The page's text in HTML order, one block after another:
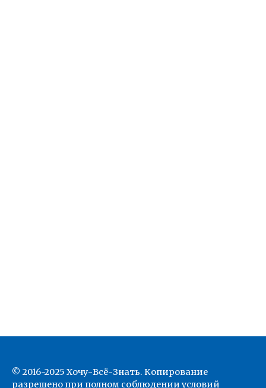
© 2016-2025 Хочу-Всё-Знать. Копирование
разрешено при полном соблюдении условий